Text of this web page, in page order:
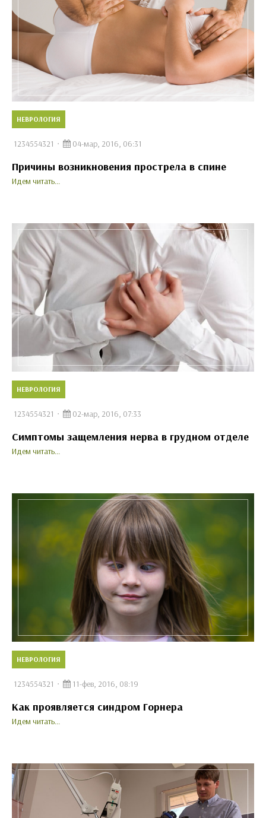
НЕВРОЛОГИЯ
1234554321 04-мар, 2016, 06:31
Причины возникновения прострела в спине
Идем читать...
НЕВРОЛОГИЯ
1234554321 02-мар, 2016, 07:33
Симптомы защемления нерва в грудном отделе
Идем читать...
НЕВРОЛОГИЯ
1234554321 11-фев, 2016, 08:19
Как проявляется синдром Горнера
Идем читать...